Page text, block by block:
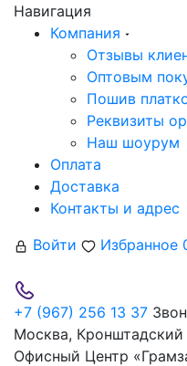
Навигация
Компания
Отзывы
Оптовым
Пошив платков
Реквизиты
Наш шоурум
Оплата
Доставка
Контакты и адрес
Войти
Избранное 0
+7 (967) 256 13 37
Москва, Кронштадский
Офисный Центр